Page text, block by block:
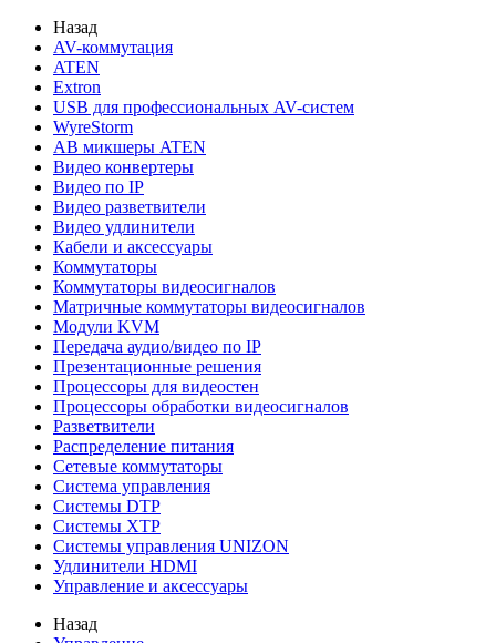
Назад
AV-коммутация
ATEN
Extron
USB для профессиональных AV-систем
WyreStorm
АВ микшеры ATEN
Видео конвертеры
Видео по IP
Видео разветвители
Видео удлинители
Кабели и аксессуары
Коммутаторы
Коммутаторы видеосигналов
Матричные коммутаторы видеосигналов
Модули KVM
Передача аудио/видео по IP
Презентационные решения
Процессоры для видеостен
Процессоры обработки видеосигналов
Разветвители
Распределение питания
Сетевые коммутаторы
Система управления
Системы DTP
Системы XTP
Системы управления UNIZON
Удлинители HDMI
Управление и аксессуары
Назад